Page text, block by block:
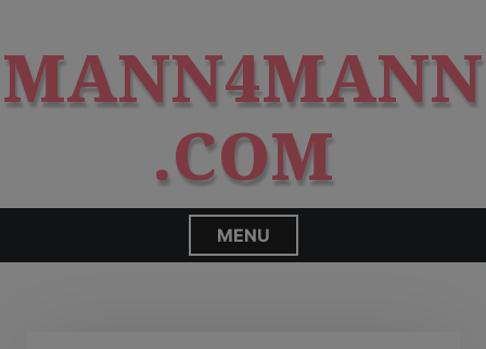
i
p
o
c
n
t
MANN4MANN
.COM
MENU